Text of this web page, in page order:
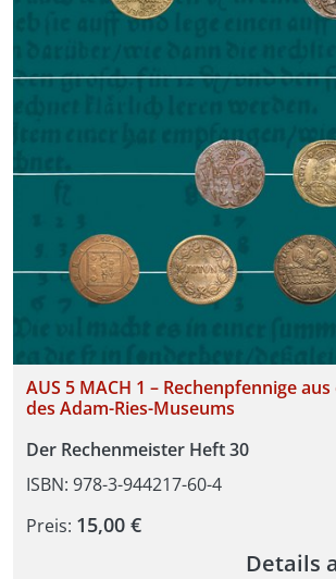
AUS 5 MACH 1 – Rechenpfennige
des Adam-Ries-Museums
Der Rechenmeister Heft 30
ISBN: 978-3-944217-60-4
Preis: 15,00 €
Details